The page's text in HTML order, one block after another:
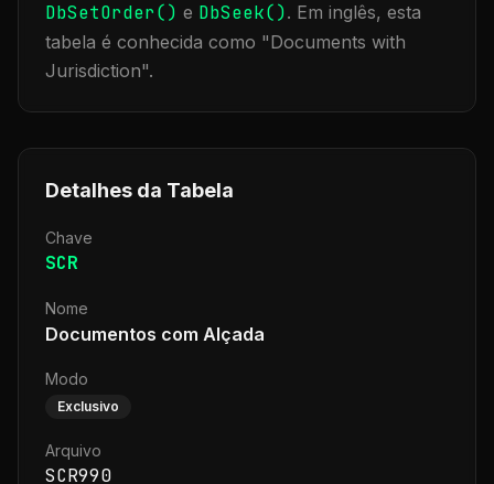
DbSetOrder() e DbSeek(). Em inglês, esta
tabela é conhecida como "Documents with
Jurisdiction".
Detalhes da Tabela
Chave
SCR
Nome
Documentos com Alçada
Modo
Exclusivo
Arquivo
SCR990